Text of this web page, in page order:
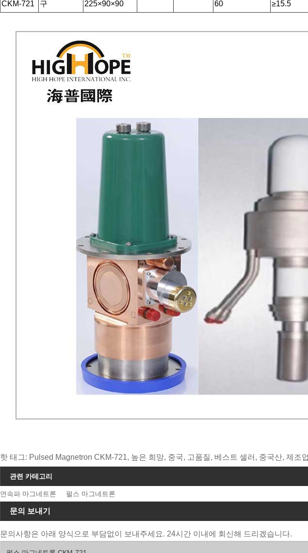
CKM-721 구 225×90×90 60 ≥15.5
핫 태그: Pulsed Magnetron CKM-721, 높은 희망, 중국, 고품질, 베스트 셀러, 중국산, 제조
관련 카테고리
연속파 마그네트론 펄스 마그네트론
문의 보내기
문의사항은 아래 양식으로 부담없이 보내주세요. 24시간 이내에 회신해 드리겠습니다.